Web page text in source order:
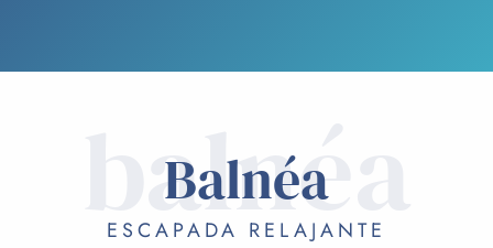
balnéa
Balnéa
ESCAPADA RELAJANTE